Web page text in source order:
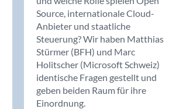
Source, internationale Cloud-
Anbieter und staatliche
Steuerung? Wir haben Matthias
Stürmer (BFH) und Marc
Holitscher (Microsoft Schweiz)
identische Fragen gestellt und
geben beiden Raum für ihre
Einordnung.